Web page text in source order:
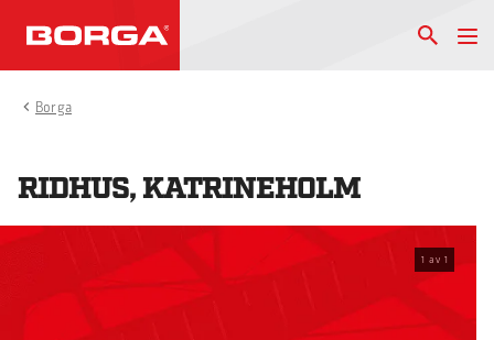
Borga
RIDHUS, KATRINEHOLM
1 av 1